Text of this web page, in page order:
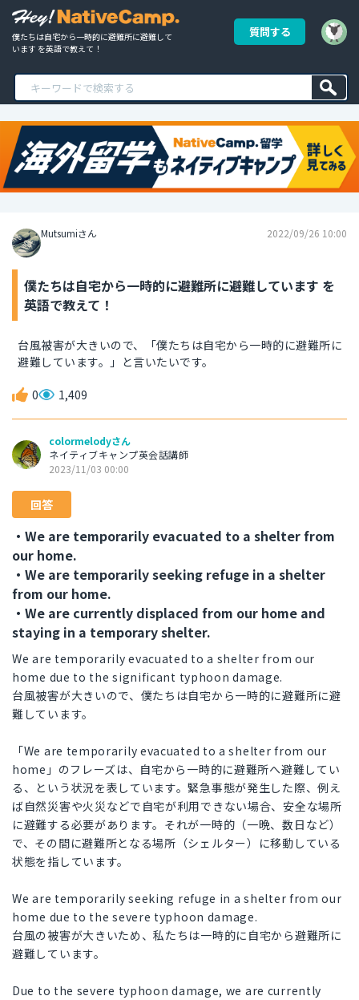
僕たちは自宅から一時的に避難所に避難して
います を英語で教えて！
質問する
Mutsumiさん 2022/09/26 10:00
僕たちは自宅から一時的に避難所に避難しています を
英語で教えて！
台風被害が大きいので、「僕たちは自宅から一時的に避難所に
避難しています。」と言いたいです。
0 1,409
colormelodyさん
ネイティブキャンプ英会話講師
2023/11/03 00:00
回答
・We are temporarily evacuated to a shelter from
our home.
・We are temporarily seeking refuge in a shelter
from our home.
・We are currently displaced from our home and
staying in a temporary shelter.
We are temporarily evacuated to a shelter from our
home due to the significant typhoon damage.
台風被害が大きいので、僕たちは自宅から一時的に避難所に避
難しています。
「We are temporarily evacuated to a shelter from our
home」のフレーズは、自宅から一時的に避難所へ避難してい
る、という状況を表しています。緊急事態が発生した際、例え
ば自然災害や火災などで自宅が利用できない場合、安全な場所
に避難する必要があります。それが一時的（一晩、数日など）
で、その間に避難所となる場所（シェルター）に移動している
状態を指しています。
We are temporarily seeking refuge in a shelter from our
home due to the severe typhoon damage.
台風の被害が大きいため、私たちは一時的に自宅から避難所に
避難しています。
Due to the severe typhoon damage, we are currently